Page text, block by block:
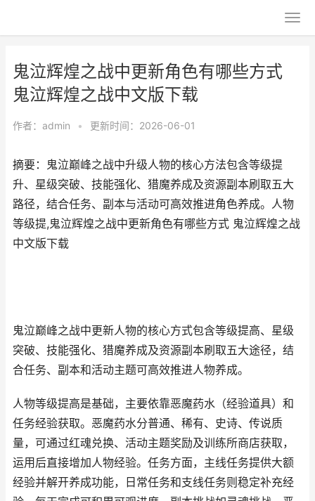
鬼泣辉煌之战中更新角色有哪些方式
鬼泣辉煌之战中文版下载
作者： admin • 更新时间：2026-06-01
摘要：鬼泣巅峰之战中升级人物的核心方法包含等级提
升、星级突破、技能强化、猎魔养成及资源副本刷取五大
路径，结合任务、副本与活动可高效推进角色养成。人物
等级提,鬼泣辉煌之战中更新角色有哪些方式 鬼泣辉煌之战
中文版下载
鬼泣巅峰之战中更新人物的核心方式包含等级提高、星级
突破、技能强化、猎魔养成及资源副本刷取五大途径，结
合任务、副本和活动主题可高效推进人物养成。
人物等级提高是基础，主要依靠恶魔药水（经验道具）和
任务经验获取。恶魔药水分普通、稀有、史诗、传说质
量，可通过红魂兑换、活动主题奖励及训练所商店获取，
运用后直接增加人物经验。任务方面，主线任务提供大额
经验并解开养成功能，日常任务和支线任务则稳定补充经